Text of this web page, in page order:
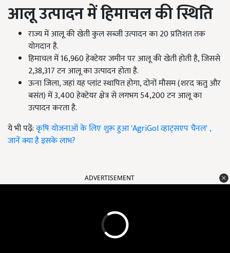
आलू उत्पादन में हिमाचल की स्थिति
राज्य में आलू की खेती कुल सब्जी उत्पादन का 20 प्रतिशत तक
योगदान है.
हिमाचल में 16,960 हेक्टेयर जमीन पर आलू की खेती होती है, जिससे
2,38,317 टन आलू का उत्पादन होता है.
ऊना जिला, जहां यह प्लांट स्थापित होगा, दोनों मौसम (शरद ऋतु और
बसंत) में 3,400 हेक्टेयर क्षेत्र से लगभग 54,200 टन आलू का
उत्पादन करता है.
ये भी पढ़ें:कृषि योजनाओं के लिए शुरू हुआ 'AgriGoI व्हाट्सएप चैनल' ,
जानें क्या है इसके लाभ?
ADVERTISEMENT